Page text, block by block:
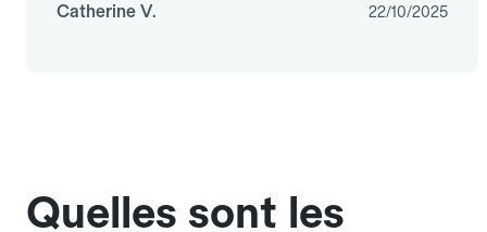
Catherine V. 22/10/2025
Quelles sont les